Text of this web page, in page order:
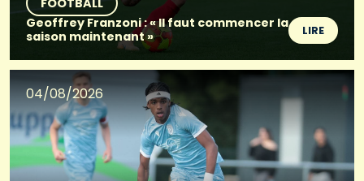
FOOTBALL
Geoffrey Franzoni : « Il faut commencer la
saison maintenant »
LIRE
04/08/2026